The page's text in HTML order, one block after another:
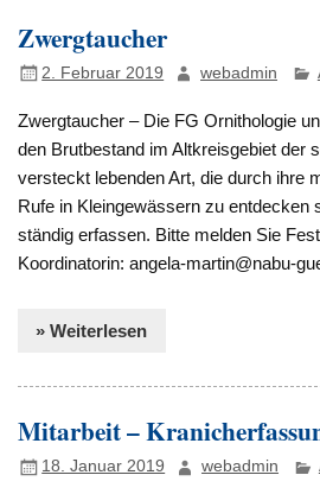
Zwergtaucher
2. Februar 2019 webadmin
Zwergtaucher – Die FG Ornithologie
den Brutbestand im Altkreisgebiet der
versteckt lebenden Art, die durch ihre
Rufe in Kleingewässern zu entdecken
ständig erfassen. Bitte melden Sie
Koordinatorin: angela-martin@nabu-
» Weiterlesen
Mitarbeit –
18. Januar 2019 webadmin